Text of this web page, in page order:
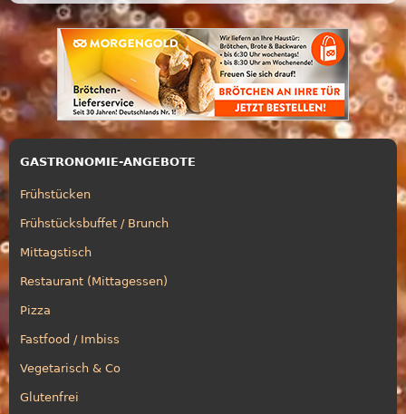
GASTRONOMIE-ANGEBOTE
Frühstücken
Frühstücksbuffet / Brunch
Mittagstisch
Restaurant (Mittagessen)
Pizza
Fastfood / Imbiss
Vegetarisch & Co
Glutenfrei